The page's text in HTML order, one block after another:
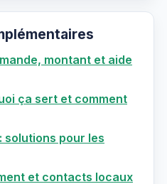
montant et aide
ça sert et comment
solutions pour les
et contacts locaux